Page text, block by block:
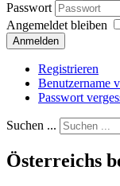
Passwort
Angemeldet bleiben
Anmelden
Registrieren
Benutzername
Passwort
Suchen ...
Österreichs